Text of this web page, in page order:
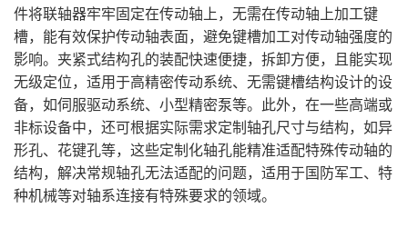
件将联轴器牢牢固定在传动轴上，无需在传动轴上加工键
槽，能有效保护传动轴表面，避免键槽加工对传动轴强度的
影响。夹紧式结构孔的装配快速便捷，拆卸方便，且能实现
无级定位，适用于高精密传动系统、无需键槽结构设计的设
备，如伺服驱动系统、小型精密泵等。此外，在一些高端或
非标设备中，还可根据实际需求定制轴孔尺寸与结构，如异
形孔、花键孔等，这些定制化轴孔能精准适配特殊传动轴的
结构，解决常规轴孔无法适配的问题，适用于国防军工、特
种机械等对轴系连接有特殊要求的领域。